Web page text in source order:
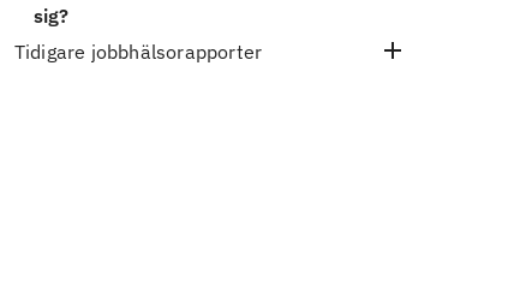
sig?
Tidigare jobbhälsorapporter